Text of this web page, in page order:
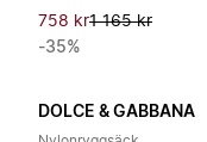
758 kr1 165 kr
-35%
DOLCE & GABBANA